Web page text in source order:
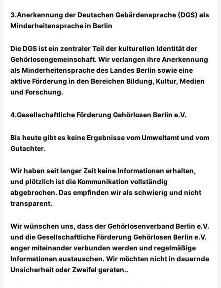
3.Anerkennung der Deutschen Gebärdensprache (DGS) als
Minderheitensprache in Berlin
Die DGS ist ein zentraler Teil der kulturellen Identität der
Gehörlosengemeinschaft. Wir verlangen ihre Anerkennung
als Minderheitensprache des Landes Berlin sowie eine
aktive Förderung in den Bereichen Bildung, Kultur, Medien
und Forschung.
4.Gesellschaftliche Förderung Gehörlosen Berlin e.V.
Bis heute gibt es keine Ergebnisse vom Umweltamt und vom
Gutachter.
Wir haben seit langer Zeit keine Informationen erhalten,
und plötzlich ist die Kommunikation vollständig
abgebrochen. Das empfinden wir als schwierig und nicht
transparent.
Wir wünschen uns, dass der Gehörlosenverband Berlin e.V.
und die Gesellschaftliche Förderung Gehörlosen Berlin e.V.
enger miteinander verbunden werden und regelmäßige
Informationen austauschen. Wir möchten nicht in dauernde
Unsicherheit oder Zweifel geraten..